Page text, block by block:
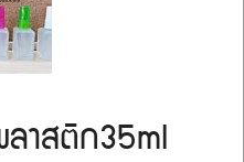
ลาสติก35ml